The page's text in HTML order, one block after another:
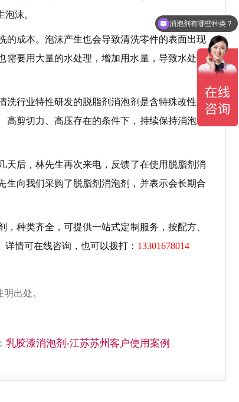
沫。
的成本。泡沫产生也会导致清洗零件的表面出现
要用大量的水处理，增加用水量，导致水处理
洗行业特性研发的脱脂剂消泡剂是含特殊改性聚
剪切力、高压存在的条件下，持续保持消泡、
天后，林先生再次来电，反馈了在使用脱脂剂消
生向我们采购了脱脂剂消泡剂，并表示会长期合
种类齐全，可提供一站式定制服务，按配方、
情可在线咨询，也可以拨打： 13301678014
出处。
乳胶漆消泡剂-江苏苏州客户使用案例
消泡剂有哪些种类？